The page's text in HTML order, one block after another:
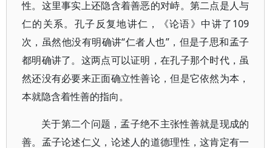
性。这里事实上还隐含着善恶的对峙。第二点是人与
仁的关系。孔子反复地讲仁，《论语》中讲了109
次，虽然他没有明确讲“仁者人也”，但是子思和孟子
都明确讲了。这两点可以证明，在孔子那个时代，虽
然还没有必要来正面确立性善论，但是它依然为本，
本就隐含着性善的指向。
关于第二个问题，孟子绝不主张性善就是现成的
善。孟子论述仁义，论述人的道德理性，这肯定有一